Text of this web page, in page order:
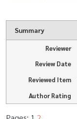
Summary
Reviewer
Review Date
Reviewed Item
Author Rating